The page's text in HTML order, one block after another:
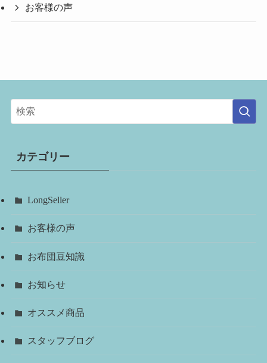
お客様の声
カテゴリー
LongSeller
お客様の声
お布団豆知識
お知らせ
オススメ商品
スタッフブログ